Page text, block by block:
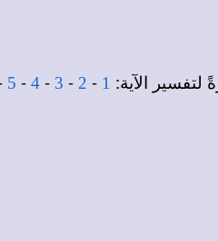
الآية: 1
-
2
-
3
-
4
-
5